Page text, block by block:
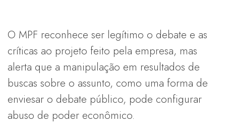
O MPF reconhece ser legítimo o debate e as
críticas ao projeto feito pela empresa, mas
alerta que a manipulação em resultados de
buscas sobre o assunto, como uma forma de
enviesar o debate público, pode configurar
abuso de poder econômico.